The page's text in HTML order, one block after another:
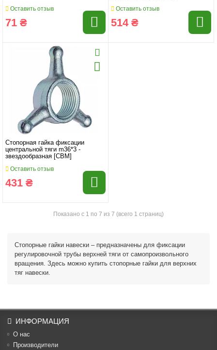
Оставить отзыв
71 ₴
Оставить отзыв
514 ₴
Стопорная гайка фиксации
центральной тяги m36*3 -
звездообразная [CBM]
Оставить отзыв
431 ₴
Показано с 1 по 7 из 7 (всего 1 страниц)
Стопорные гайки навески – предназначены для фиксации
регулировочной трубы верхней тяги от самопроизвольного
вращения. Здесь можно купить стопорные гайки для верхних
тяг навески.
ИНФОРМАЦИЯ
О нас
Производители